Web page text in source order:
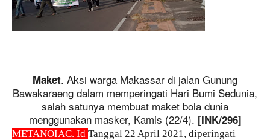
Maket. Aksi warga Makassar di jalan Gunung
Bawakaraeng dalam memperingati Hari Bumi Sedunia,
salah satunya membuat maket bola dunia
menggunakan masker, Kamis (22/4). [INK/296]
METANOIAC. Id Tanggal 22 April 2021, diperingati